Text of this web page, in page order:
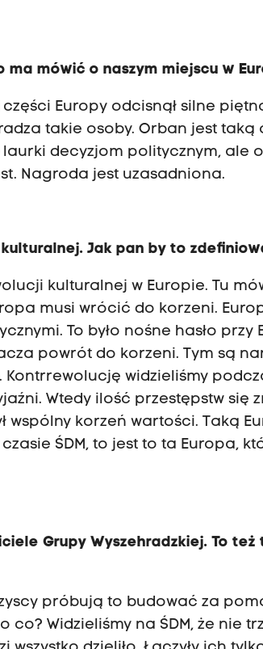
ma mówić o naszym miejscu w
Europy odcisnął silne
takie osoby. Orban jest taką
decyzjom politycznym, ale
Nagroda jest uzasadniona.
Jak pan by to
kulturalnej w Europie. Tu
musi wrócić do korzeni.
To było nośne hasło przy
powrót do korzeni. Tym są
widzieliśmy
Wtedy ilość przestępstw się
wspólny korzeń wartości. Taką
ŚDM, to jest to ta Europa,
Grupy Wyszehradzkiej. To też
próbują to budować za
co? Widzieliśmy na ŚDM, że nie